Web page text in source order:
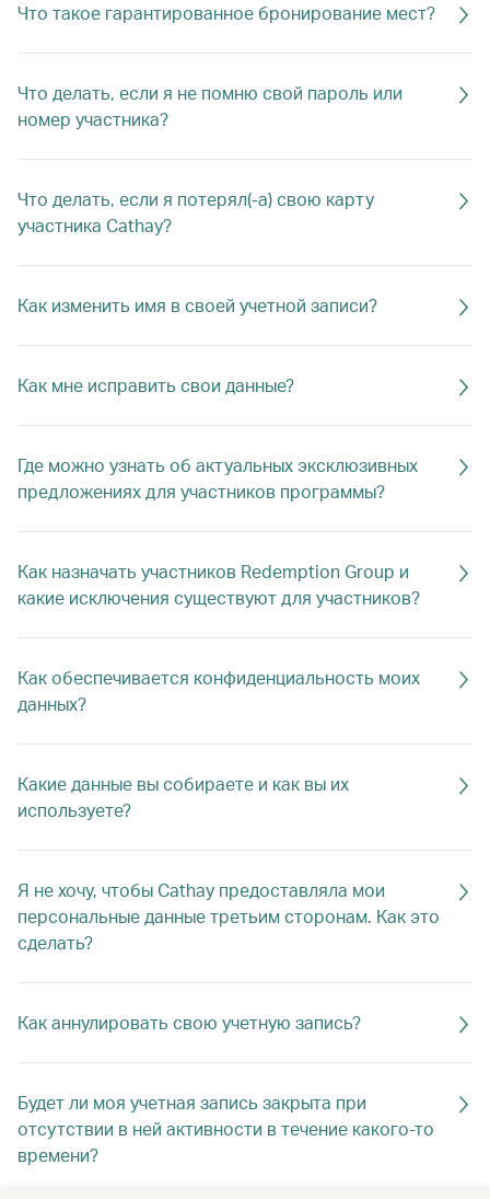
Что такое гарантированное бронирование мест?
Что делать, если я не помню свой пароль или
номер участника?
Что делать, если я потерял(-а) свою карту
участника Cathay?
Как изменить имя в своей учетной записи?
Как мне исправить свои данные?
Где можно узнать об актуальных эксклюзивных
предложениях для участников программы?
Как назначать участников Redemption Group и
какие исключения существуют для участников?
Как обеспечивается конфиденциальность моих
данных?
Какие данные вы собираете и как вы их
используете?
Я не хочу, чтобы Cathay предоставляла мои
персональные данные третьим сторонам. Как это
сделать?
Как аннулировать свою учетную запись?
Будет ли моя учетная запись закрыта при
отсутствии в ней активности в течение какого-то
времени?